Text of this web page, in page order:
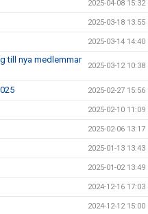
2025-04-08 15:32
2025-03-18 13:55
2025-03-14 14:40
till nya medlemmar
2025-03-12 10:38
2025-02-27 15:56
2025-02-10 11:09
2025-02-06 13:17
2025-01-13 13:43
2025-01-02 13:49
2024-12-16 17:03
2024-12-12 15:00